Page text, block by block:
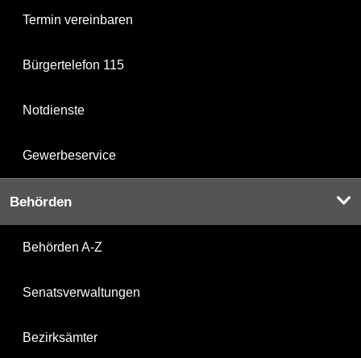
Termin vereinbaren
Bürgertelefon 115
Notdienste
Gewerbeservice
Behörden
Behörden A-Z
Senatsverwaltungen
Bezirksämter